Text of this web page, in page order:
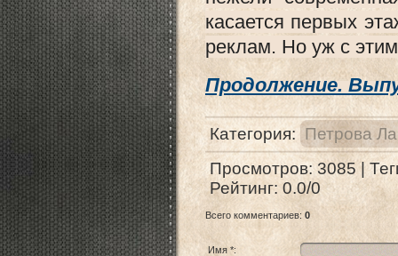
касается первых
реклам. Но уж с
Продолжение.
Категория: Петрова
Просмотров: 3085
Рейтинг: 0.0/0
Всего комментариев: 0
Имя *: